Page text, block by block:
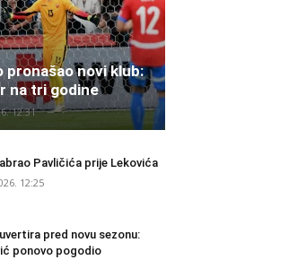
pronašao novi klub:
na tri godine
12:31
Pavličića prije Lekovića
12:25
pred novu sezonu:
ponovo pogodio